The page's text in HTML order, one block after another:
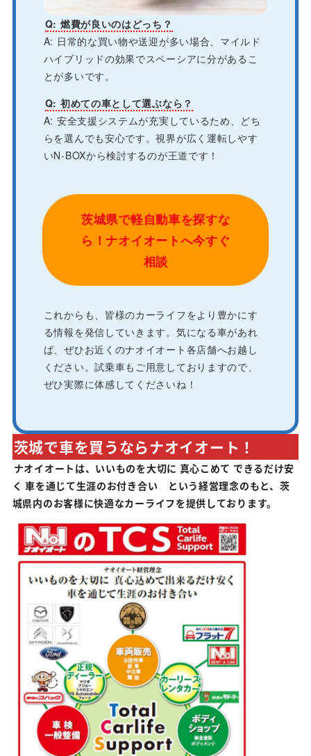
Q: 燃費が良いのはどっち？
A: 日常的な買い物や送迎が多い場合、マイルド
ハイブリッドの効果でスペーシアに分があるこ
とが多いです。
Q: 初めての車として選ぶなら？
A: 安全支援システムが充実しているため、どち
らを選んでも安心です。視界が広く運転しやす
いN-BOXから検討するのが王道です！
茨城県で軽自動車を探すな
ら！ナオイオートへ今すぐ
相談
これからも、皆様のカーライフをより豊かにす
る情報を発信していきます。気になる車があれ
ば、ぜひお近くのナオイオート各店舗へお越し
ください。試乗車もご用意しておりますので、
ぜひ実際に体感してくださいね！
茨城で車を買うならナオイオート！
ナオイオートは、いいものを大切に 真心こめて できるだけ安
く 車を通じて生涯のお付き合い という経営理念のもと、茨
城県内のお客様に快適なカーライフを提供しております。